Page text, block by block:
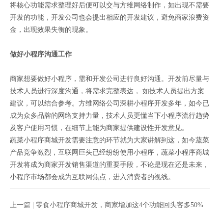
将核心功能需求整理好后便可以交与方维网络制作，如出现不需要
开发的功能，开发公司也会提出相应的开发建议，避免商家浪费资
金，出现效果失衡的现象。
做好小程序沟通工作
商家想要做好小程序，需和开发公司进行良好沟通。开发前尽量与
技术人员进行深度沟通，将需求完整表达， 如技术人员提出方案
建议，可以结合参考。方维网络公司深耕小程序开发多年，如今已
成为众多品牌的网络支持力量，技术人员更懂当下小程序流行趋势
及客户使用习惯，在细节上能为商家提供建设性开发意见。
蔬菜小程序商城开发需要注意的环节就为大家讲解到这，如今蔬菜
产品竞争激烈，互联网巨头已经纷纷使用小程序，蔬菜小程序商城
开发将成为商家开发销售渠道的重要手段，不论是现在还是未来，
小程序市场都会成为互联网焦点，进入消费者的视线。
上一篇 | 零食小程序商城开发，商家增加这4个功能回头客多50%